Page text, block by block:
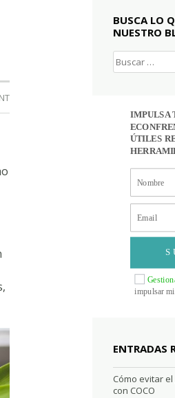
BUSCA LO
NUESTRO
Buscar:
IMPULSA
ÚTILES
impulsar
ENTRADAS
Cómo evitar
con COCO